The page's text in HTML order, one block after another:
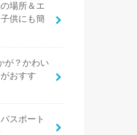
場所＆エ
供にも簡
が？かわい
おすす
スポート